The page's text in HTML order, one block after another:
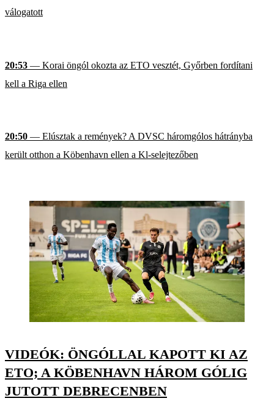
válogatott
20:53 — Korai öngól okozta az ETO vesztét, Győrben fordítani
kell a Riga ellen
20:50 — Elúsztak a remények? A DVSC háromgólos hátrányba
került otthon a Köbenhavn ellen a Kl-selejtezőben
VIDEÓK: ÖNGÓLLAL KAPOTT KI AZ
ETO; A KÖBENHAVN HÁROM GÓLIG
JUTOTT DEBRECENBEN